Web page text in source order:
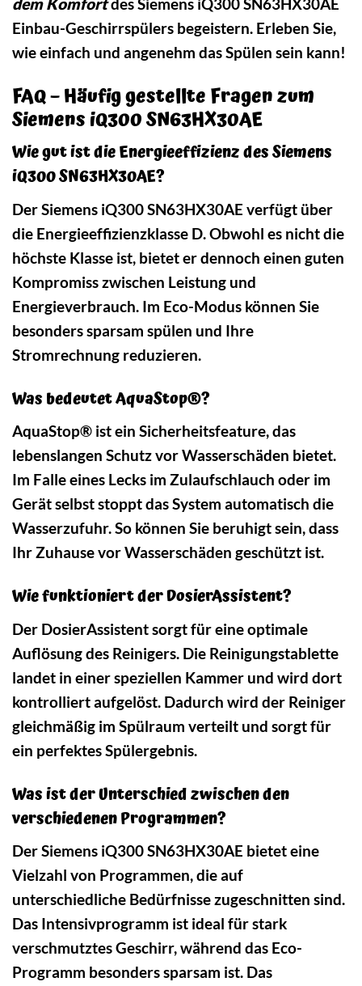
Einbau-Geschirrspülers begeistern. Erleben Sie,
wie einfach und angenehm das Spülen sein kann!
FAQ – Häufig gestellte Fragen zum
Siemens iQ300 SN63HX30AE
Wie gut ist die Energieeffizienz des Siemens
iQ300 SN63HX30AE?
Der Siemens iQ300 SN63HX30AE verfügt über
die Energieeffizienzklasse D. Obwohl es nicht die
höchste Klasse ist, bietet er dennoch einen guten
Kompromiss zwischen Leistung und
Energieverbrauch. Im Eco-Modus können Sie
besonders sparsam spülen und Ihre
Stromrechnung reduzieren.
Was bedeutet AquaStop®?
AquaStop® ist ein Sicherheitsfeature, das
lebenslangen Schutz vor Wasserschäden bietet.
Im Falle eines Lecks im Zulaufschlauch oder im
Gerät selbst stoppt das System automatisch die
Wasserzufuhr. So können Sie beruhigt sein, dass
Ihr Zuhause vor Wasserschäden geschützt ist.
Wie funktioniert der DosierAssistent?
Der DosierAssistent sorgt für eine optimale
Auflösung des Reinigers. Die Reinigungstablette
landet in einer speziellen Kammer und wird dort
kontrolliert aufgelöst. Dadurch wird der Reiniger
gleichmäßig im Spülraum verteilt und sorgt für
ein perfektes Spülergebnis.
Was ist der Unterschied zwischen den
verschiedenen Programmen?
Der Siemens iQ300 SN63HX30AE bietet eine
Vielzahl von Programmen, die auf
unterschiedliche Bedürfnisse zugeschnitten sind.
Das Intensivprogramm ist ideal für stark
verschmutztes Geschirr, während das Eco-
Programm besonders sparsam ist. Das